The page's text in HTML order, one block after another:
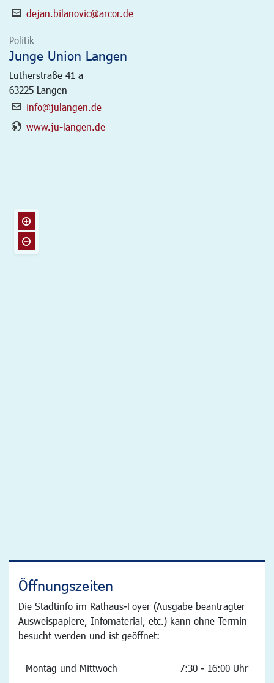
dejan.bilanovic@arcor.de
Politik
Junge Union Langen
Lutherstraße 41 a
63225 Langen
info@julangen.de
www.ju-langen.de
Öffnungszeiten
Die Stadtinfo im Rathaus-Foyer (Ausgabe beantragter
Ausweispapiere, Infomaterial, etc.) kann ohne Termin
besucht werden und ist geöffnet:
Montag und Mittwoch 7:30 - 16:00 Uhr